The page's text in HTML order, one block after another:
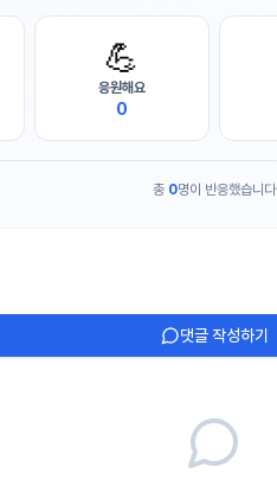
💪
응원해요
0
총 0명이 반응했습니다
댓글 작성하기